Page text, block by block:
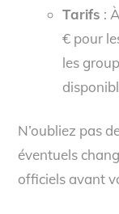
Tarifs :
€ pour
les
N’oubliez pas
éventuels
officiels avant